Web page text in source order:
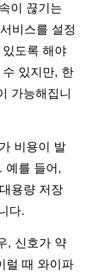
이 끊기는
비스를 설정
도록 해야
있지만, 한
가능해집니
비용이 발
예를 들어,
용량 저장
다.
, 신호가 약
럴 때 와이파